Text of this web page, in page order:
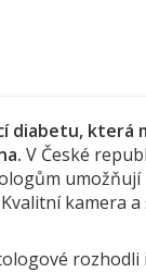
diabetu, která
V České
kamera a